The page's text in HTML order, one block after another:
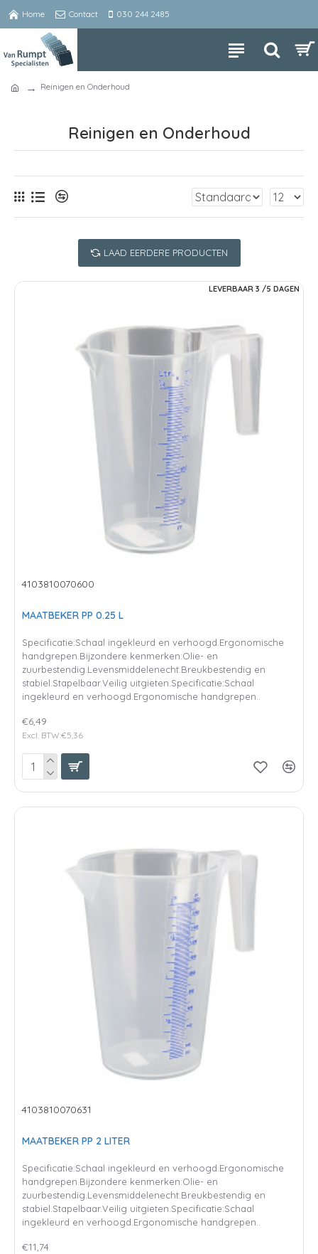
Home Contact 030 244 2485
Reinigen en Onderhoud
Reinigen en Onderhoud
LAAD EERDERE PRODUCTEN
LEVERBAAR 3 /5 DAGEN
4103810070600
MAATBEKER PP 0.25 L
Specificatie:Schaal ingekleurd en verhoogd.Ergonomische
handgrepen.Bijzondere kenmerken:Olie- en
zuurbestendig.Levensmiddelenecht.Breukbestendig en
stabiel.Stapelbaar.Veilig uitgieten.Specificatie:Schaal
ingekleurd en verhoogd.Ergonomische handgrepen..
€6,49
Excl. BTW:€5,36
4103810070631
MAATBEKER PP 2 LITER
Specificatie:Schaal ingekleurd en verhoogd.Ergonomische
handgrepen.Bijzondere kenmerken:Olie- en
zuurbestendig.Levensmiddelenecht.Breukbestendig en
stabiel.Stapelbaar.Veilig uitgieten.Specificatie:Schaal
ingekleurd en verhoogd.Ergonomische handgrepen..
€11,74